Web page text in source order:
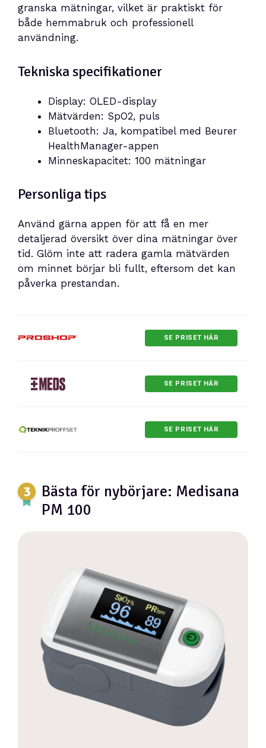
granska mätningar, vilket är praktiskt för
både hemmabruk och professionell
användning.
Tekniska specifikationer
Display: OLED-display
Mätvärden: SpO2, puls
Bluetooth: Ja, kompatibel med Beurer
HealthManager-appen
Minneskapacitet: 100 mätningar
Personliga tips
Använd gärna appen för att få en mer
detaljerad översikt över dina mätningar över
tid. Glöm inte att radera gamla mätvärden
om minnet börjar bli fullt, eftersom det kan
påverka prestandan.
SE PRISET HÄR
SE PRISET HÄR
SE PRISET HÄR
Bästa för nybörjare: Medisana
PM 100